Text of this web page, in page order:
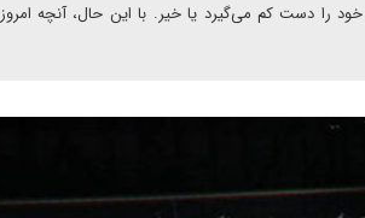
را دست کم می‌گیرد یا خیر. با این حال، آنچه امروز